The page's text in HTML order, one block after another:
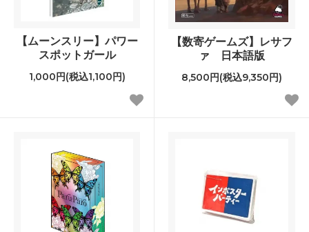
【ムーンスリー】パワー
スポットガール
1,000円(税込1,100円)
【数寄ゲームズ】レサフ
ァ 日本語版
8,500円(税込9,350円)